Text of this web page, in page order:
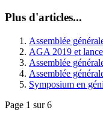
Plus d'articles...
Assemblée
AGA 2019 et
Assemblée
Assemblée
Symposium en
Page 1 sur 6